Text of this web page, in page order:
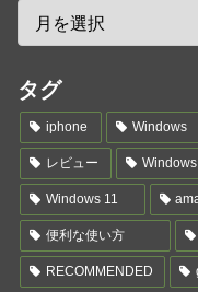
タグ
iphone Windows
レビュー
Windows 11
便利な使い方
RECOMMENDED